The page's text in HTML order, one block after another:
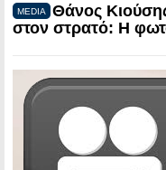
MEDIA
Θάνος
στον στρατό: Η